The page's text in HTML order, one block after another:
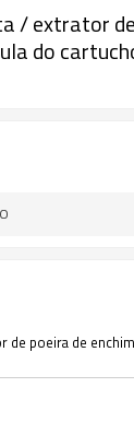
/ extrator
do
de poeira de